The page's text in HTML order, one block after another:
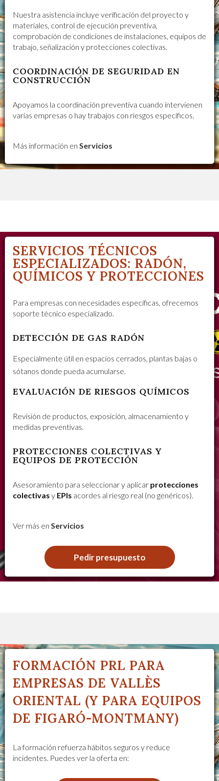
Nuestra asistencia incluye verificación del proyecto y
materiales, control de ejecución preventiva,
comprobación de condiciones de instalaciones, equipos de
trabajo, señalización y protecciones colectivas.
COORDINACIÓN DE SEGURIDAD EN
CONSTRUCCIÓN
Apoyamos la coordinación preventiva cuando intervienen
varias empresas o hay trabajos con riesgos específicos.
Más información en Servicios
SERVICIOS TÉCNICOS
ESPECIALIZADOS: RADÓN,
QUÍMICOS Y PROTECCIONES
Para empresas con necesidades específicas, ofrecemos
soporte técnico especializado.
DETECCIÓN DE GAS RADÓN
Especialmente útil en espacios cerrados, plantas bajas o
sótanos donde pueda acumularse.
EVALUACIÓN DE RIESGOS QUÍMICOS
Revisión de productos, exposición, almacenamiento y
medidas preventivas.
PROTECCIONES COLECTIVAS Y
EQUIPOS DE PROTECCIÓN
Asesoramiento para seleccionar y aplicar protecciones
colectivas y EPIs acordes al riesgo real (no genéricos).
Ver más en Servicios
Pedir presupuesto
FORMACIÓN PRL PARA
EMPRESAS DE VALLÈS
ORIENTAL (Y PARA EQUIPOS
DE FIGARÓ-MONTMANY)
La formación refuerza hábitos seguros y reduce
incidentes. Puedes ver la oferta en: